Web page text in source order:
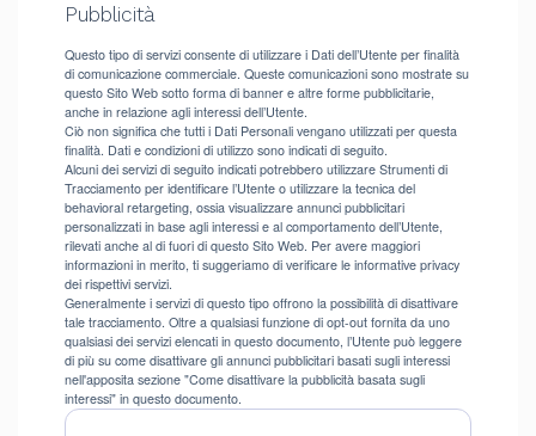
Pubblicità
Questo tipo di servizi consente di utilizzare i Dati dell’Utente per finalità
di comunicazione commerciale. Queste comunicazioni sono mostrate su
questo Sito Web sotto forma di banner e altre forme pubblicitarie,
anche in relazione agli interessi dell’Utente.
Ciò non significa che tutti i Dati Personali vengano utilizzati per questa
finalità. Dati e condizioni di utilizzo sono indicati di seguito.
Alcuni dei servizi di seguito indicati potrebbero utilizzare Strumenti di
Tracciamento per identificare l’Utente o utilizzare la tecnica del
behavioral retargeting, ossia visualizzare annunci pubblicitari
personalizzati in base agli interessi e al comportamento dell’Utente,
rilevati anche al di fuori di questo Sito Web. Per avere maggiori
informazioni in merito, ti suggeriamo di verificare le informative privacy
dei rispettivi servizi.
Generalmente i servizi di questo tipo offrono la possibilità di disattivare
tale tracciamento. Oltre a qualsiasi funzione di opt-out fornita da uno
qualsiasi dei servizi elencati in questo documento, l’Utente può leggere
di più su come disattivare gli annunci pubblicitari basati sugli interessi
nell'apposita sezione "Come disattivare la pubblicità basata sugli
interessi" in questo documento.